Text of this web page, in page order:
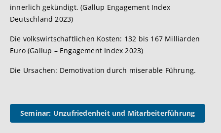
innerlich gekündigt. (Gallup Engagement Index
Deutschland 2023)
Die volkswirtschaftlichen Kosten: 132 bis 167 Milliarden
Euro (Gallup – Engagement Index 2023)
Die Ursachen: Demotivation durch miserable Führung.
Seminar: Unzufriedenheit und Mitarbeiterführung